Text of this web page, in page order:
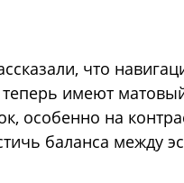
что
имеют
особенно на
баланса между